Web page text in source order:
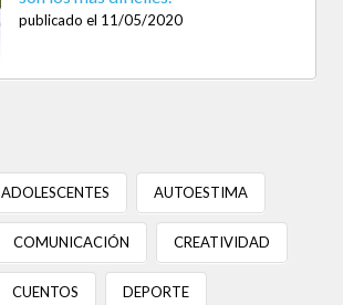
publicado el 11/05/2020
ADOLESCENTES AUTOESTIMA
COMUNICACIÓN CREATIVIDAD
CUENTOS DEPORTE